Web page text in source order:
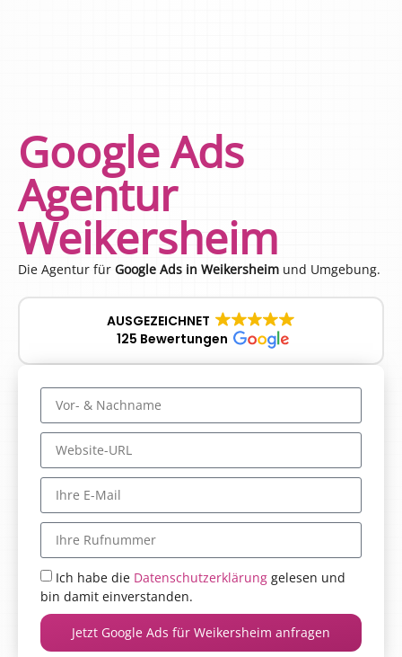
Google Ads
Agentur
Weikersheim
Die Agentur für Google Ads in Weikersheim und Umgebung.
AUSGEZEICHNET
125 Bewertungen
Ich habe die Datenschutzerklärung gelesen und
bin damit einverstanden.
Jetzt Google Ads für Weikersheim anfragen